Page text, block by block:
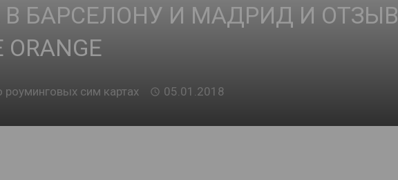
В БАРСЕЛОНУ И МАДРИД И ОТЗЫВ
сим картах 05.01.2018